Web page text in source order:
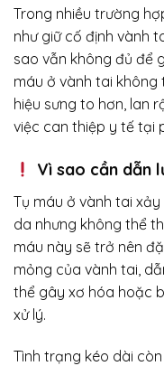
Trong nhiều trường
như giữ cố định vành
sao vẫn không đủ để
máu ở vành tai không
hiệu sưng to hơn, lan
việc can thiệp y tế tại
Vì sao cần dẫn
Tụ máu ở vành tai
da nhưng không thể
máu này sẽ trở nên
mỏng của vành tai,
thể gây xơ hóa hoặc
xử lý.
Tình trạng kéo dài